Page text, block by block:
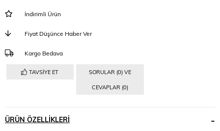
İndirimli Ürün
Fiyat Düşünce Haber Ver
Kargo Bedava
TAVSIYE ET SORULAR (0) VE
CEVAPLAR (0)
ÜRÜN ÖZELLIKLERI